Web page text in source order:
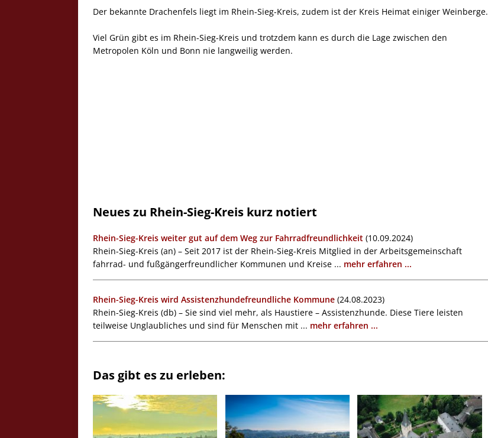
Der bekannte Drachenfels liegt im Rhein-Sieg-Kreis, zudem ist der Kreis Heimat einiger Weinberge.
Viel Grün gibt es im Rhein-Sieg-Kreis und trotzdem kann es durch die Lage zwischen den
Metropolen Köln und Bonn nie langweilig werden.
Neues zu Rhein-Sieg-Kreis kurz notiert
Rhein-Sieg-Kreis weiter gut auf dem Weg zur Fahrradfreundlichkeit (10.09.2024)
Rhein-Sieg-Kreis (an) – Seit 2017 ist der Rhein-Sieg-Kreis Mitglied in der Arbeitsgemeinschaft
fahrrad- und fußgängerfreundlicher Kommunen und Kreise ... mehr erfahren ...
Rhein-Sieg-Kreis wird Assistenzhundefreundliche Kommune (24.08.2023)
Rhein-Sieg-Kreis (db) – Sie sind viel mehr, als Haustiere – Assistenzhunde. Diese Tiere leisten
teilweise Unglaubliches und sind für Menschen mit ... mehr erfahren ...
Das gibt es zu erleben: